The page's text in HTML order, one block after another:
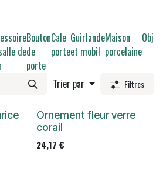
de
Bouton
de
porte
Cale
porte
Guirlande
et mobil
Maison
porcelaine
Objet
Trier par Filtres
Ornement fleur verre
corail
24,17 €